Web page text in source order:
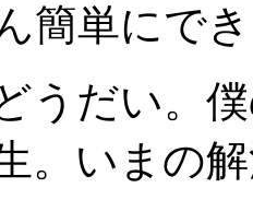
簡単にで
うだい。
。いまの